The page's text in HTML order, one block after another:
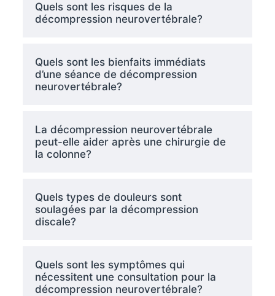
Quels sont les risques de la
décompression neurovertébrale?
Quels sont les bienfaits immédiats
d’une séance de décompression
neurovertébrale?
La décompression neurovertébrale
peut-elle aider après une chirurgie de
la colonne?
Quels types de douleurs sont
soulagées par la décompression
discale?
Quels sont les symptômes qui
nécessitent une consultation pour la
décompression neurovertébrale?